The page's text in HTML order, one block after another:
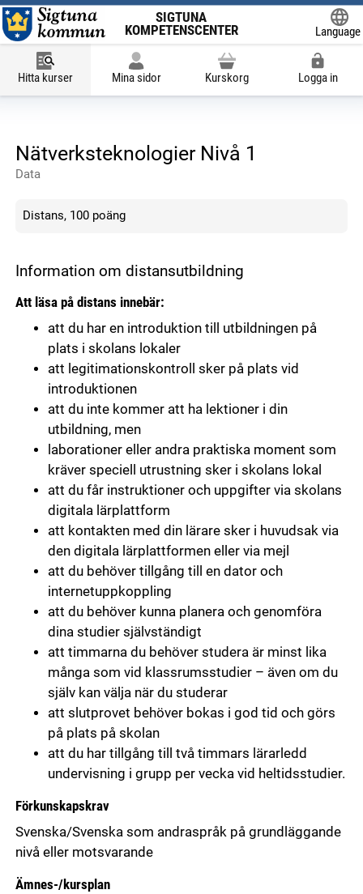
SIGTUNA
KOMPETENSCENTER
Language
Hitta kurser Mina sidor Kurskorg Logga in
Nätverksteknologier Nivå 1
Data
Distans, 100 poäng
Information om distansutbildning
Att läsa på distans innebär:
att du har en introduktion till utbildningen på
plats i skolans lokaler
att legitimationskontroll sker på plats vid
introduktionen
att du inte kommer att ha lektioner i din
utbildning, men
laborationer eller andra praktiska moment som
kräver speciell utrustning sker i skolans lokal
att du får instruktioner och uppgifter via skolans
digitala lärplattform
att kontakten med din lärare sker i huvudsak via
den digitala lärplattformen eller via mejl
att du behöver tillgång till en dator och
internetuppkoppling
att du behöver kunna planera och genomföra
dina studier självständigt
att timmarna du behöver studera är minst lika
många som vid klassrumsstudier – även om du
själv kan välja när du studerar
att slutprovet behöver bokas i god tid och görs
på plats på skolan
att du har tillgång till två timmars lärarledd
undervisning i grupp per vecka vid heltidsstudier.
Förkunskapskrav
Svenska/Svenska som andraspråk på grundläggande
nivå eller motsvarande
Ämnes-/kursplan